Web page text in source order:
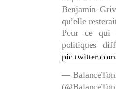
Benjamin
qu’elle
Pour ce qui
politiques
—